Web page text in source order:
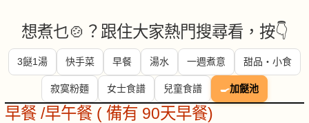
想煮乜🍲？跟住大家熱門搜尋看，按👇
3餸1湯 快手菜 早餐 湯水 一週煮意 甜品・小食
寂寞粉麵 女士食譜 兒童食譜 🍳加餸池
早餐 /早午餐 ( 備有 90天早餐)